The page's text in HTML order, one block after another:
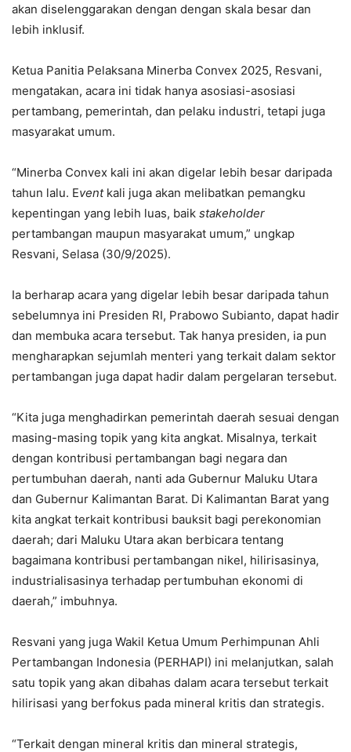
akan diselenggarakan dengan dengan skala besar dan
lebih inklusif.
Ketua Panitia Pelaksana Minerba Convex 2025, Resvani,
mengatakan, acara ini tidak hanya asosiasi-asosiasi
pertambang, pemerintah, dan pelaku industri, tetapi juga
masyarakat umum.
“Minerba Convex kali ini akan digelar lebih besar daripada
tahun lalu. Eventkali juga akan melibatkan pemangku
kepentingan yang lebih luas, baik stakeholder
pertambangan maupun masyarakat umum,” ungkap
Resvani, Selasa (30/9/2025).
Ia berharap acara yang digelar lebih besar daripada tahun
sebelumnya ini Presiden RI, Prabowo Subianto, dapat hadir
dan membuka acara tersebut. Tak hanya presiden, ia pun
mengharapkan sejumlah menteri yang terkait dalam sektor
pertambangan juga dapat hadir dalam pergelaran tersebut.
“Kita juga menghadirkan pemerintah daerah sesuai dengan
masing-masing topik yang kita angkat. Misalnya, terkait
dengan kontribusi pertambangan bagi negara dan
pertumbuhan daerah, nanti ada Gubernur Maluku Utara
dan Gubernur Kalimantan Barat. Di Kalimantan Barat yang
kita angkat terkait kontribusi bauksit bagi perekonomian
daerah; dari Maluku Utara akan berbicara tentang
bagaimana kontribusi pertambangan nikel, hilirisasinya,
industrialisasinya terhadap pertumbuhan ekonomi di
daerah,” imbuhnya.
Resvani yang juga Wakil Ketua Umum Perhimpunan Ahli
Pertambangan Indonesia (PERHAPI) ini melanjutkan, salah
satu topik yang akan dibahas dalam acara tersebut terkait
hilirisasi yang berfokus pada mineral kritis dan strategis.
“Terkait dengan mineral kritis dan mineral strategis,